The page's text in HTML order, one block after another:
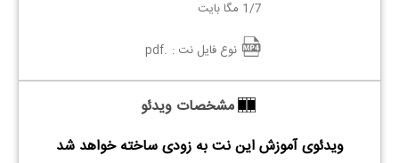
1/7 مگا بایت
نوع فایل نت : .pdf
مشخصات ویدئو
ویدئوی آموزش این نت به زودی ساخته خواهد شد